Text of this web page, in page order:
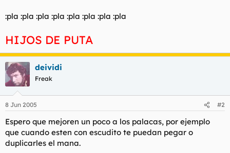
:pla :pla :pla :pla :pla :pla :pla :pla
HIJOS DE PUTA
deividi
Freak
8 Jun 2005 #2
Espero que mejoren un poco a los palacas, por ejemplo
que cuando esten con escudito te puedan pegar o
duplicarles el mana.